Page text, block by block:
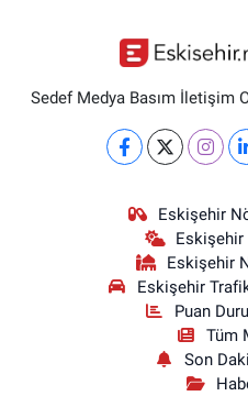
Sedef Medya Basım İletişim
Eskişehir
Eskişehir
Eskişehir
Eskişehir
Puan
Tüm
Son